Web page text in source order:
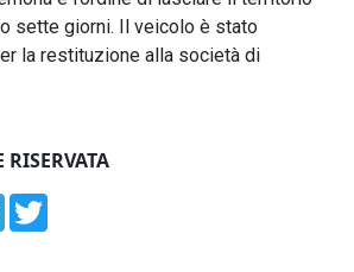
sette giorni. Il veicolo è stato
la restituzione alla società di
Telegram